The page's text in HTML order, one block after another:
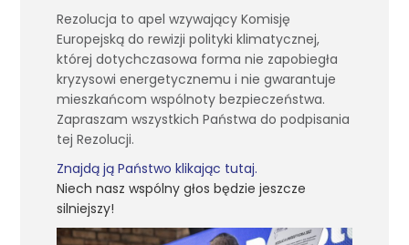
Rezolucja to apel wzywający Komisję
Europejską do rewizji polityki klimatycznej,
której dotychczasowa forma nie zapobiegła
kryzysowi energetycznemu i nie gwarantuje
mieszkańcom wspólnoty bezpieczeństwa.
Zapraszam wszystkich Państwa do podpisania
tej Rezolucji.
Znajdą ją Państwo klikając tutaj.
Niech nasz wspólny głos będzie jeszcze
silniejszy!